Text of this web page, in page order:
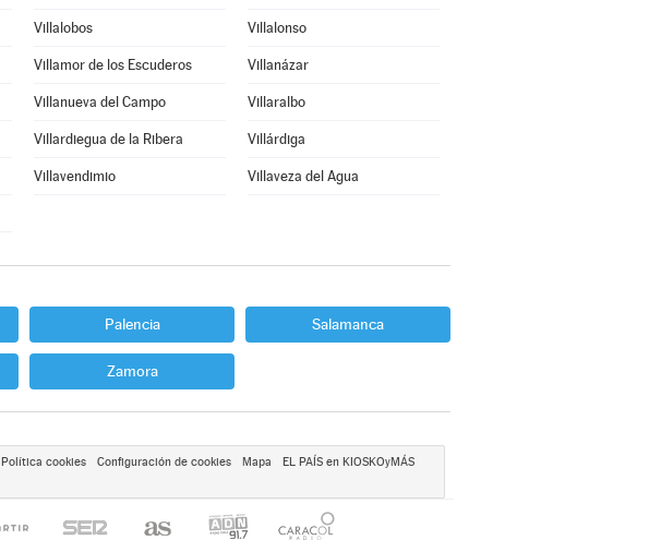
Villalobos Villalonso
Villamor de los Escuderos Villanázar
Villanueva del Campo Villaralbo
Villardiegua de la Ribera Villárdiga
Villavendimio Villaveza del Agua
Palencia Salamanca
Zamora
Política cookies Configuración de cookies Mapa
EL PAÍS en KIOSKOyMÁS